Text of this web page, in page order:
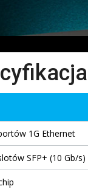
1G Ethernet
SFP+ (10 Gb/s)